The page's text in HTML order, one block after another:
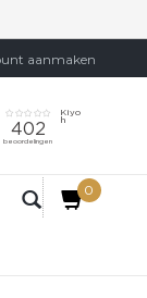
aanmaken
0